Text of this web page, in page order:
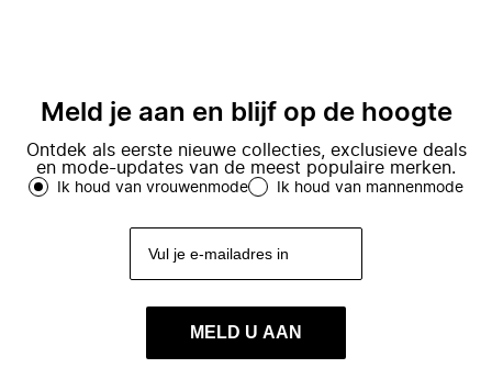
Meld je aan en blijf op de hoogte
Ontdek als eerste nieuwe collecties, exclusieve deals
en mode-updates van de meest populaire merken.
Ik houd van vrouwenmode Ik houd van mannenmode
MELD U AAN